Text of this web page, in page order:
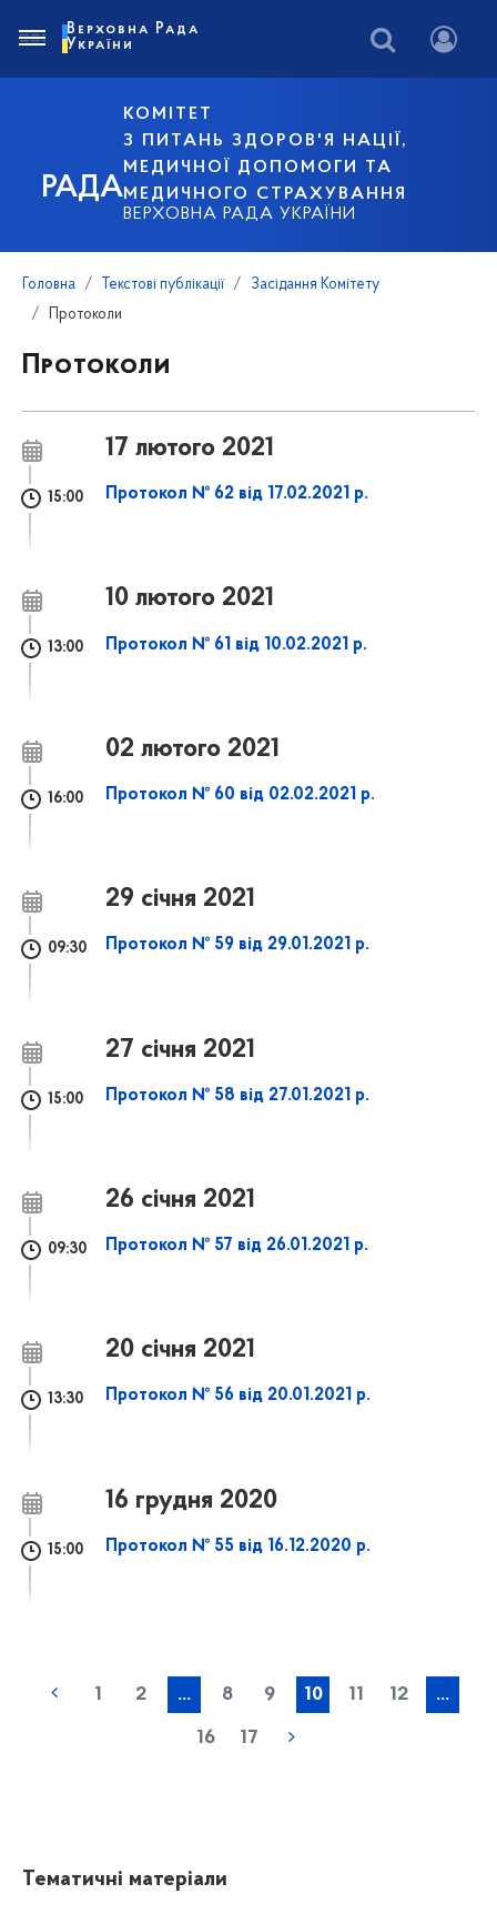
РАДА
КОМІТЕТ
З ПИТАНЬ ЗДОРОВ'Я НАЦІЇ,
МЕДИЧНОЇ ДОПОМОГИ ТА
МЕДИЧНОГО СТРАХУВАННЯ
ВЕРХОВНА РАДА УКРАЇНИ
Верховна Рада
України
Головна Текстові публікації
Засідання Комітету
Протоколи
Протоколи
17 лютого 2021
15:00 Протокол № 62 від 17.02.2021 р.
10 лютого 2021
13:00 Протокол № 61 від 10.02.2021 р.
02 лютого 2021
16:00 Протокол № 60 від 02.02.2021 р.
29 січня 2021
09:30 Протокол № 59 від 29.01.2021 р.
27 січня 2021
15:00 Протокол № 58 від 27.01.2021 р.
26 січня 2021
09:30 Протокол № 57 від 26.01.2021 р.
20 січня 2021
13:30 Протокол № 56 від 20.01.2021 р.
16 грудня 2020
15:00 Протокол № 55 від 16.12.2020 р.
1 2 ... 8 9 10 11 12 ...
16 17
Тематичні матеріали